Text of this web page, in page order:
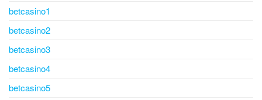
betcasino1
betcasino2
betcasino3
betcasino4
betcasino5